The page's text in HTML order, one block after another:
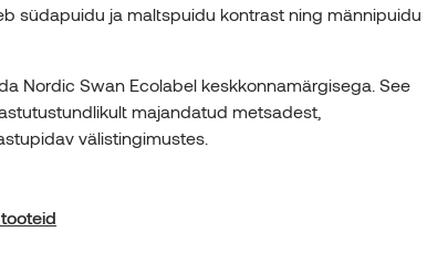
südapuidu ja maltspuidu kontrast ning männipuidu
Nordic Swan Ecolabel keskkonnamärgisega. See
majandatud metsadest,
välistingimustes.